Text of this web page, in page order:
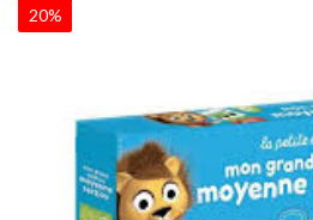
20%